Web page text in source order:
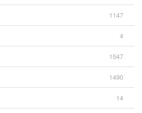
1147
4
1547
1490
14